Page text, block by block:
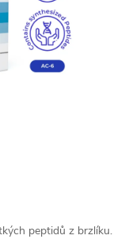
peptidů z brzlíku.